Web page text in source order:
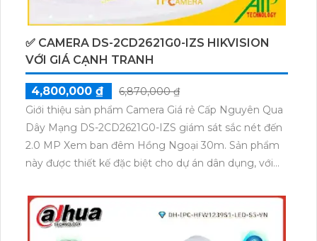
✅ CAMERA DS-2CD2621G0-IZS HIKVISION
VỚI GIÁ CẠNH TRANH
4,800,000 ₫
6,870,000 ₫
Giới thiệu sản phẩm Camera Giá rẻ Cấp Nguyên Qua
Dây Mạng DS-2CD2621G0-IZS giám sát sắc nét đến
2.0 MP Xem ban đêm Hồng Ngoại 30m. Sản phẩm
này được thiết kế đặc biệt cho dự án dân dụng, với
dễ dàng qua dây mạng. Camera có hình ảnh sắc nét
và đèn hồng ngoại SMD cho phép quan sát trong
điều kiện thiếu sáng. Với thiết kế thân kim loại, sản